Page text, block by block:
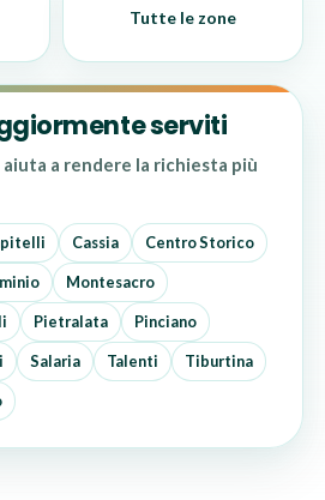
Tutte le zone
serviti
a rendere la richiesta più
Cassia Centro Storico
Montesacro
Pietralata Pinciano
Salaria Talenti Tiburtina